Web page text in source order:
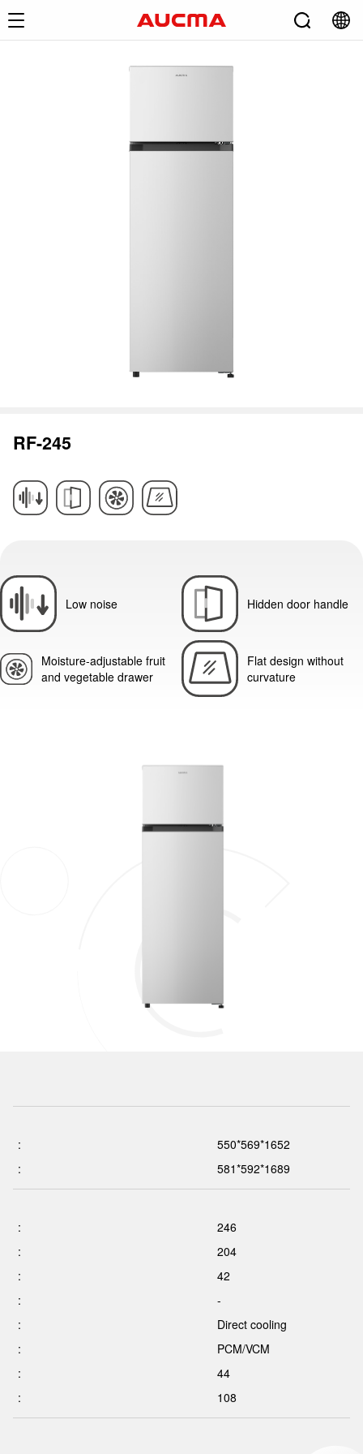
RF-245
Low noise Hidden door handle
Moisture-adjustable fruit
and vegetable drawer
Flat design without
curvature
:
550*569*1652
:
581*592*1689
:
246
:
204
:
42
:
-
:
Direct cooling
:
PCM/VCM
:
44
:
108